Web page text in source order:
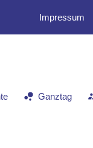
Impressum
Ganztag